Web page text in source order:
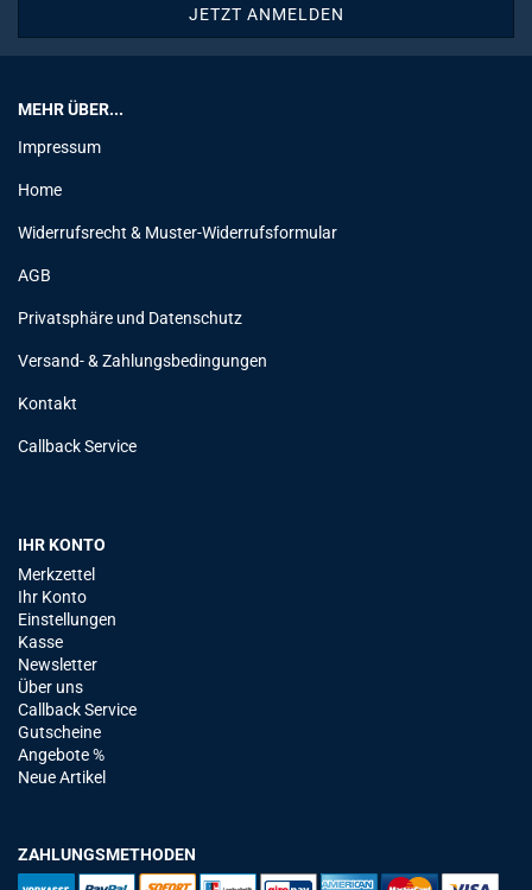
MEHR ÜBER...
Impressum
Home
Widerrufsrecht & Muster-Widerrufsformular
AGB
Privatsphäre und Datenschutz
Versand- & Zahlungsbedingungen
Kontakt
Callback Service
IHR KONTO
Merkzettel
Ihr Konto
Einstellungen
Kasse
Newsletter
Über uns
Callback Service
Gutscheine
Angebote %
Neue Artikel
ZAHLUNGSMETHODEN